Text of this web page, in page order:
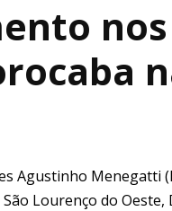
Agustinho Menegatti
Lourenço do